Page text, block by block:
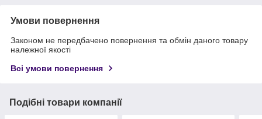
Умови повернення
Законом не передбачено повернення та обмін даного товару
належної якості
Всі умови повернення
Подібні товари компанії